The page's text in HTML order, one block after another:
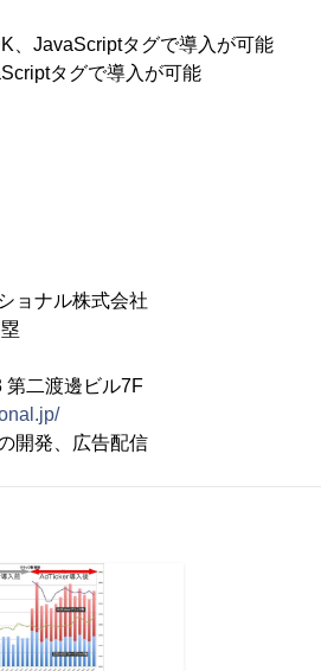
、JavaScriptタグで導入が可能
タグで導入が可能
ョナル株式会社
二渡邊ビル7F
開発、広告配信